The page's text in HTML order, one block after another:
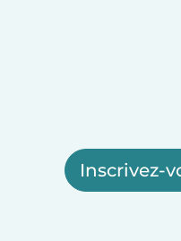
Inscrivez-